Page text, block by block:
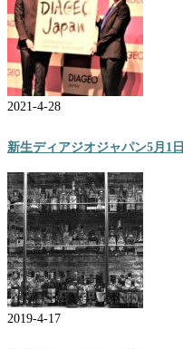
2021-4-28
新生ディアジオジャパン5月1
2019-4-17